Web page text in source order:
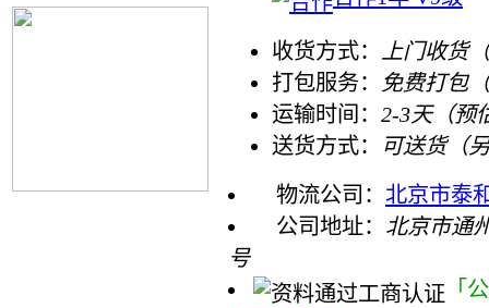
收货方式：
上门收货
打包服务：
免费打包
运输时间： 2-3天（预
送货方式：
可送货（
物流公司： 北京市泰
公司地址： 北京市通
号
「